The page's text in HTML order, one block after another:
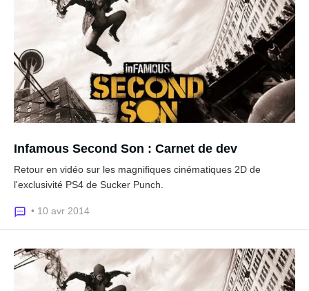
Infamous Second Son : Carnet de dev
Retour en vidéo sur les magnifiques cinématiques 2D de
l'exclusivité PS4 de Sucker Punch.
• 10 avr 2014